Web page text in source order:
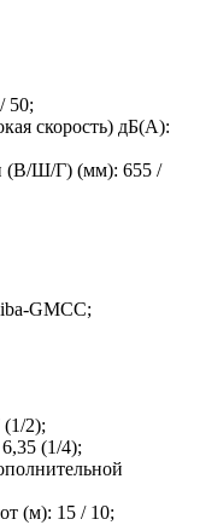
50;
скорость) дБ(А):
(В/Ш/Г) (мм): 655 /
GMCC;
2);
(1/4);
(м): 15 / 10;